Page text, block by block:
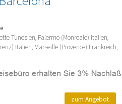
Tunesien, Palermo (Monreale) Italien,
Italien, Marseille (Provence) Frankreich,
zum Angebot